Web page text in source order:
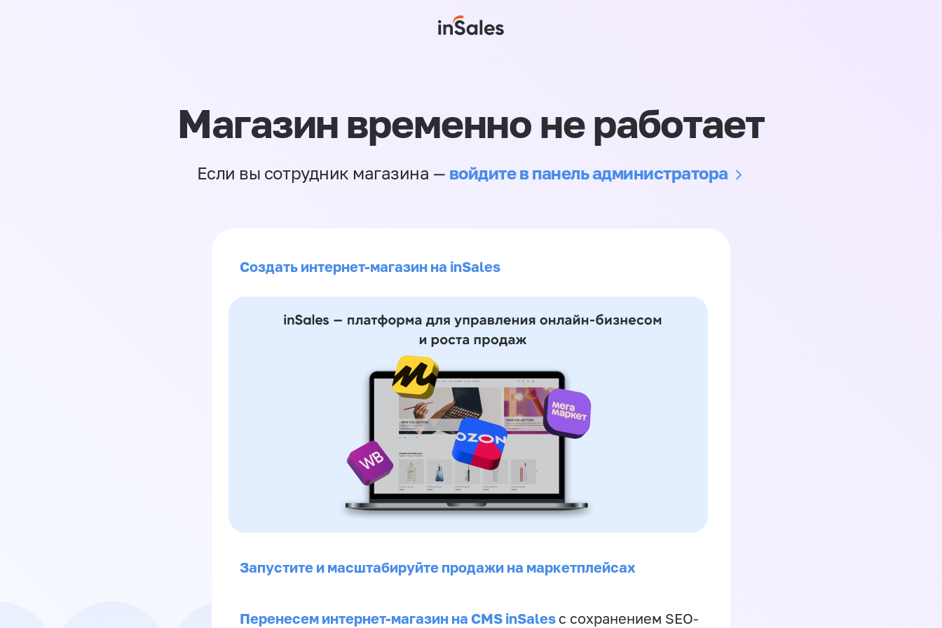
Магазин временно не работает
Если вы сотрудник магазина — войдите в панель администратора
Создать интернет-магазин на inSales
Запустите и масштабируйте продажи на маркетплейсах
Перенесем интернет-магазин на CMS inSales с сохранением SEO-